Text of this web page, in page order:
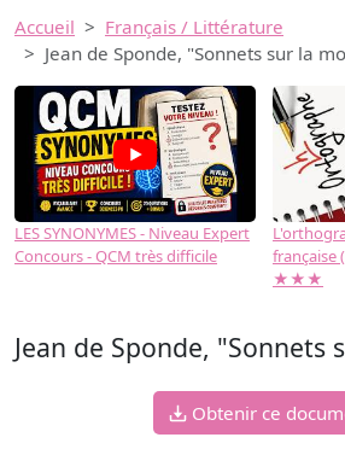
Accueil
Français / Littérature
Jean de Sponde, "Sonnets sur la
LES SYNONYMES - Niveau Expert
Concours - QCM très difficile
française
★★★
Jean de Sponde, "Sonnets
Obtenir ce